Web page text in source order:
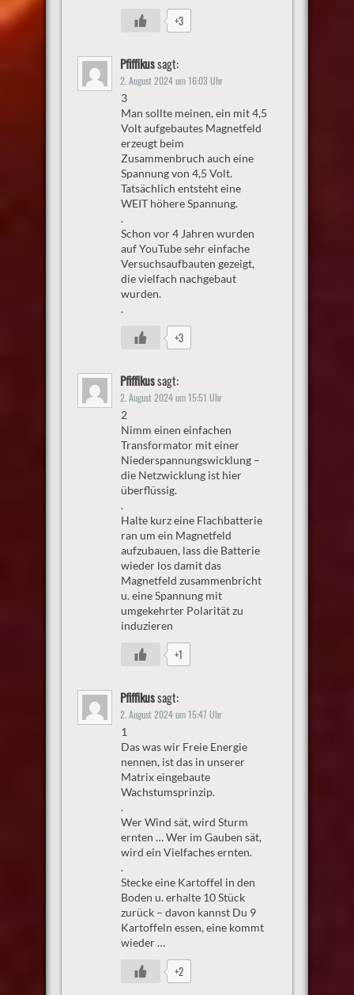
+3
Pfiffikussagt:
2. August 2024 um 16:03 Uhr
3
Man sollte meinen, ein mit 4,5
Volt aufgebautes Magnetfeld
erzeugt beim
Zusammenbruch auch eine
Spannung von 4,5 Volt.
Tatsächlich entsteht eine
WEIT höhere Spannung.
.
Schon vor 4 Jahren wurden
auf YouTube sehr einfache
Versuchsaufbauten gezeigt,
die vielfach nachgebaut
wurden.
.
+3
Pfiffikussagt:
2. August 2024 um 15:51 Uhr
2
Nimm einen einfachen
Transformator mit einer
Niederspannungswicklung –
die Netzwicklung ist hier
überflüssig.
.
Halte kurz eine Flachbatterie
ran um ein Magnetfeld
aufzubauen, lass die Batterie
wieder los damit das
Magnetfeld zusammenbricht
u. eine Spannung mit
umgekehrter Polarität zu
induzieren
+1
Pfiffikussagt:
2. August 2024 um 15:47 Uhr
1
Das was wir Freie Energie
nennen, ist das in unserer
Matrix eingebaute
Wachstumsprinzip.
.
Wer Wind sät, wird Sturm
ernten … Wer im Gauben sät,
wird ein Vielfaches ernten.
.
Stecke eine Kartoffel in den
Boden u. erhalte 10 Stück
zurück – davon kannst Du 9
Kartoffeln essen, eine kommt
wieder …
+2